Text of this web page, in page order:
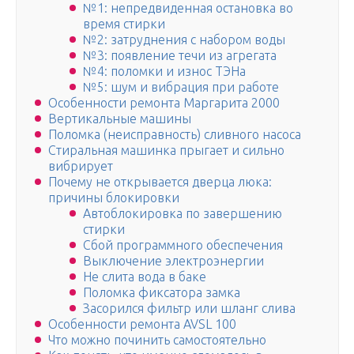
№1: непредвиденная остановка во
время стирки
№2: затруднения с набором воды
№3: появление течи из агрегата
№4: поломки и износ ТЭНа
№5: шум и вибрация при работе
Особенности ремонта Маргарита 2000
Вертикальные машины
Поломка (неисправность) сливного насоса
Стиральная машинка прыгает и сильно
вибрирует
Почему не открывается дверца люка:
причины блокировки
Автоблокировка по завершению
стирки
Сбой программного обеспечения
Выключение электроэнергии
Не слита вода в баке
Поломка фиксатора замка
Засорился фильтр или шланг слива
Особенности ремонта AVSL 100
Что можно починить самостоятельно